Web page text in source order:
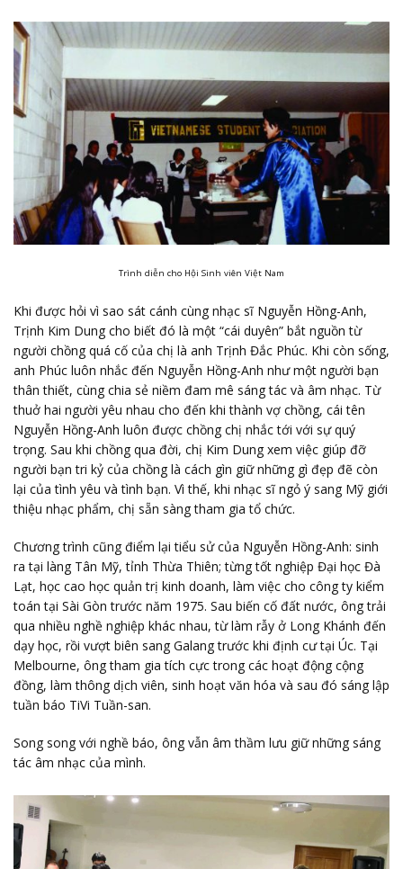
Trình diễn cho Hội Sinh viên Việt Nam
Khi được hỏi vì sao sát cánh cùng nhạc sĩ Nguyễn Hồng-Anh,
Trịnh Kim Dung cho biết đó là một “cái duyên” bắt nguồn từ
người chồng quá cố của chị là anh Trịnh Đắc Phúc. Khi còn sống,
anh Phúc luôn nhắc đến Nguyễn Hồng-Anh như một người bạn
thân thiết, cùng chia sẻ niềm đam mê sáng tác và âm nhạc. Từ
thuở hai người yêu nhau cho đến khi thành vợ chồng, cái tên
Nguyễn Hồng-Anh luôn được chồng chị nhắc tới với sự quý
trọng. Sau khi chồng qua đời, chị Kim Dung xem việc giúp đỡ
người bạn tri kỷ của chồng là cách gìn giữ những gì đẹp đẽ còn
lại của tình yêu và tình bạn. Vì thế, khi nhạc sĩ ngỏ ý sang Mỹ giới
thiệu nhạc phẩm, chị sẵn sàng tham gia tổ chức.
Chương trình cũng điểm lại tiểu sử của Nguyễn Hồng-Anh: sinh
ra tại làng Tân Mỹ, tỉnh Thừa Thiên; từng tốt nghiệp Đại học Đà
Lạt, học cao học quản trị kinh doanh, làm việc cho công ty kiểm
toán tại Sài Gòn trước năm 1975. Sau biến cố đất nước, ông trải
qua nhiều nghề nghiệp khác nhau, từ làm rẫy ở Long Khánh đến
dạy học, rồi vượt biên sang Galang trước khi định cư tại Úc. Tại
Melbourne, ông tham gia tích cực trong các hoạt động cộng
đồng, làm thông dịch viên, sinh hoạt văn hóa và sau đó sáng lập
tuần báo TiVi Tuần-san.
Song song với nghề báo, ông vẫn âm thầm lưu giữ những sáng
tác âm nhạc của mình.